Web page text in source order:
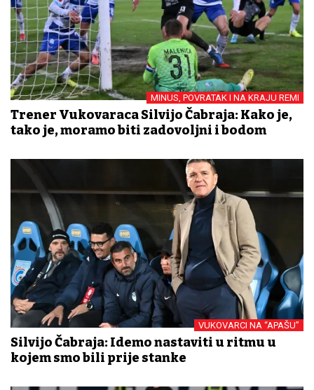
MINUS, POVRATAK I NA KRAJU REMI
Trener Vukovaraca Silvijo Čabraja: Kako je,
tako je, moramo biti zadovoljni i bodom
VUKOVARCI NA “APAŠU”
Silvijo Čabraja: Idemo nastaviti u ritmu u
kojem smo bili prije stanke